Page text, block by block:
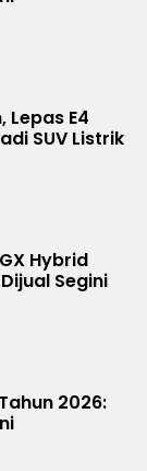
Lepas E4
SUV Listrik
Hybrid
Segini
2026: